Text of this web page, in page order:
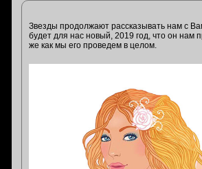
Звезды продолжают рассказывать нам с
будет для нас новый, 2019 год, что он нам
же как мы его проведем в целом.